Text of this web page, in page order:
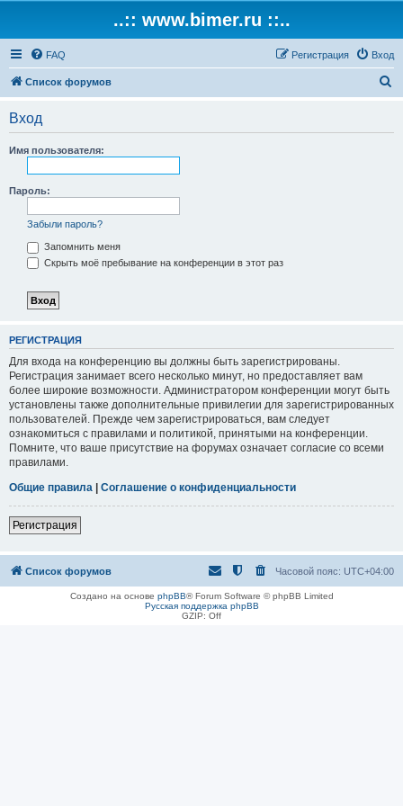
..:: www.bimer.ru ::..
FAQ Вход
Регистрация
Список форумов
Вход
Имя пользователя:
Пароль:
Забыли пароль?
Запомнить меня
Скрыть моё пребывание на конференции в этот раз
РЕГИСТРАЦИЯ
Для входа на конференцию вы должны быть зарегистрированы.
Регистрация занимает всего несколько минут, но предоставляет вам
более широкие возможности. Администратором конференции могут быть
установлены также дополнительные привилегии для зарегистрированных
пользователей. Прежде чем зарегистрироваться, вам следует
ознакомиться с правилами и политикой, принятыми на конференции.
Помните, что ваше присутствие на форумах означает согласие со всеми
правилами.
Общие правила | Соглашение о конфиденциальности
Регистрация
Список форумов Часовой пояс: UTC+04:00
Создано на основе phpBB® Forum Software © phpBB Limited
Русская поддержка phpBB
GZIP: Off